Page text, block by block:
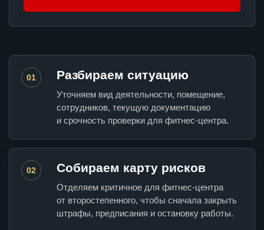
01 Разбираем ситуацию
Уточняем вид деятельности, помещение,
сотрудников, текущую документацию
и срочность проверки для фитнес-центра.
02 Собираем карту рисков
Отделяем критичное для фитнес-центра
от второстепенного, чтобы сначала закрыть
штрафы, предписания и остановку работы.